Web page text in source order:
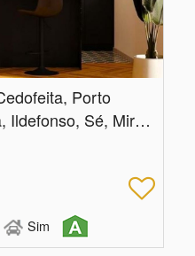
Porto
Porto, Porto, Cedofeita, Ildefonso, Sé, Miragaia, Nicolau, Vitória
Sim